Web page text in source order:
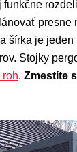
funkčne
presne
šírka je jeden
Stojky
roh. Zmestíte